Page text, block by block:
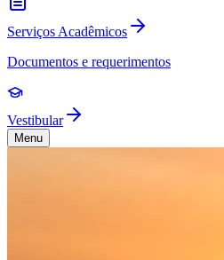
Serviços Acadêmicos
Documentos e requerimentos
Vestibular
Menu